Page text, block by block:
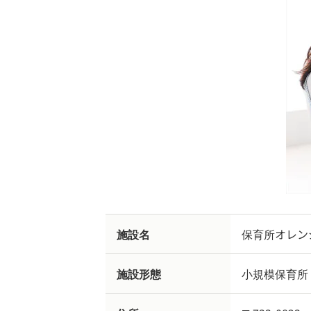
施設名 保育所オレ
施設形態 小規模保育所